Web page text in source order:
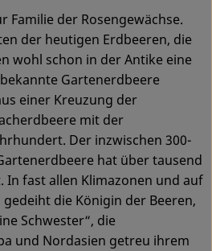
Familie der Rosengewächse.
der heutigen Erdbeeren, die
wohl schon in der Antike eine
Gartenerdbeere
einer Kreuzung der
mit der
Der inzwischen 300-
hat über tausend
fast allen Klimazonen und auf
die Königin der Beeren,
Schwester“, die
und Nordasien getreu ihrem